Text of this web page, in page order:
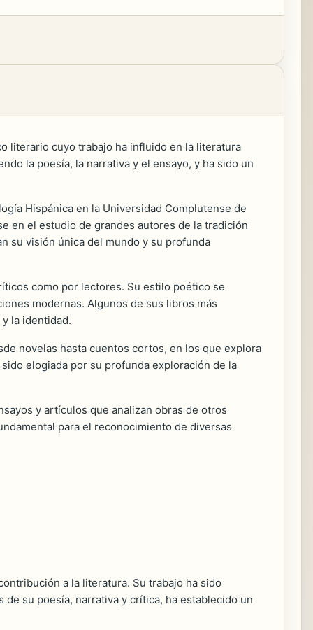
literario cuyo trabajo ha influido en la literatura
la poesía, la narrativa y el ensayo, y ha sido un
Hispánica en la Universidad Complutense de
en el estudio de grandes autores de la tradición
su visión única del mundo y su profunda
como por lectores. Su estilo poético se
modernas. Algunos de sus libros más
la identidad.
novelas hasta cuentos cortos, en los que explora
elogiada por su profunda exploración de la
y artículos que analizan obras de otros
para el reconocimiento de diversas
a la literatura. Su trabajo ha sido
su poesía, narrativa y crítica, ha establecido un